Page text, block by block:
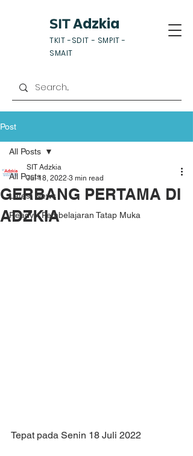
SITAdzkia
TKIT -SDIT - SMPIT -
SMAIT
Post
All Posts
Latest News
Ready - Pembelajaran Tatap Muka
All Posts
GERBANG PERTAMA DI
ADZKIA
SIT Adzkia
Jul 18, 2022 3 min read
Tepat pada Senin 18 Juli 2022